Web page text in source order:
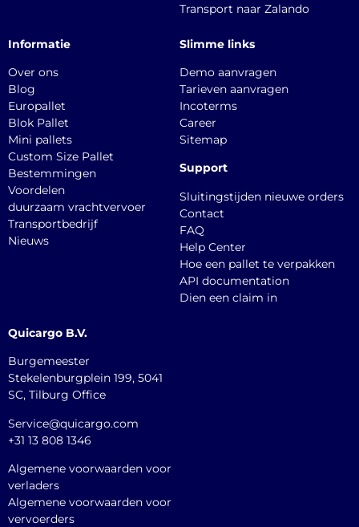
Transport naar Zalando
Informatie
Over ons
Blog
Europallet
Blok Pallet
Mini pallets
Custom Size Pallet
Bestemmingen
Voordelen
duurzaam vrachtvervoer
Transportbedrijf
Nieuws
Slimme links
Demo aanvragen
Tarieven aanvragen
Incoterms
Career
Sitemap
Support
Sluitingstijden nieuwe orders
Contact
FAQ
Help Center
Hoe een pallet te verpakken
API documentation
Dien een claim in
Quicargo B.V.
Burgemeester
Stekelenburgplein 199, 5041
SC, Tilburg Office
Service@quicargo.com
+31 13 808 1346
Algemene voorwaarden voor
verladers
Algemene voorwaarden voor
vervoerders